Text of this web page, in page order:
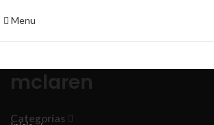
Menu
mclaren
Categorias